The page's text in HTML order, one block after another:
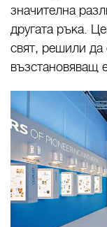
значителна
другата ръка.
свят, решили да
възстановяващ